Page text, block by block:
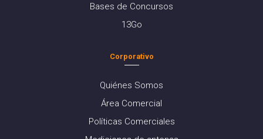
Bases de Concursos
13Go
Corporativo
Quiénes Somos
Área Comercial
Políticas Comerciales